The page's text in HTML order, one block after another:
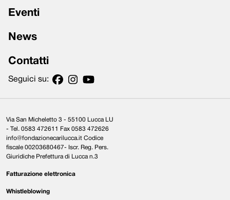
Eventi
News
Contatti
Seguici su:
Via San Micheletto 3 - 55100 Lucca LU
- Tel. 0583 472611 Fax 0583 472626
info@fondazionecarilucca.it Codice
fiscale 00203680467- Iscr. Reg. Pers.
Giuridiche Prefettura di Lucca n.3
Fatturazione elettronica
Whistleblowing